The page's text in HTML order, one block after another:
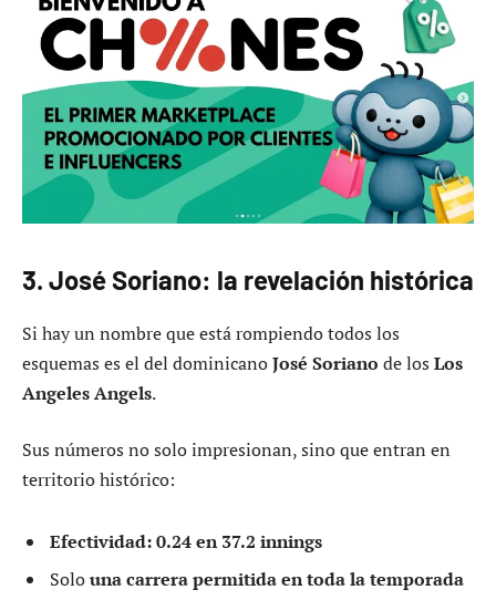
3. José Soriano: la revelación histórica
Si hay un nombre que está rompiendo todos los
esquemas es el del dominicanoJosé Soriano de los Los
Angeles Angels.
Sus números no solo impresionan, sino que entran en
territorio histórico:
Efectividad: 0.24 en 37.2 innings
Solouna carrera permitida en toda la temporada